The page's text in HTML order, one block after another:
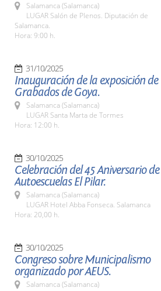
Salamanca (Salamanca)
LUGAR Salón de Plenos. Diputación de
Salamanca.
Hora: 9:00 h.
31/10/2025
Inauguración de la exposición de
Grabados de Goya.
Salamanca (Salamanca)
LUGAR Santa Marta de Tormes
Hora: 12:00 h.
30/10/2025
Celebración del 45 Aniversario de
Autoescuelas El Pilar.
Salamanca (Salamanca)
LUGAR Hotel Abba Fonseca. Salamanca
Hora: 20,00 h.
30/10/2025
Congreso sobre Municipalismo
organizado por AEUS.
Salamanca (Salamanca)